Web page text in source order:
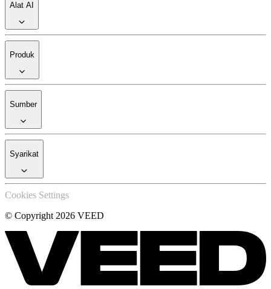
Alat AI
Produk
Sumber
Syarikat
Cookies Settings
© Copyright 2026 VEED